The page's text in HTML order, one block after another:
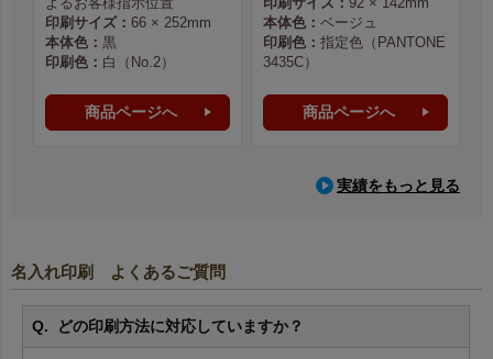
印刷サイズ： 66 × 252mm
本体色： 黒
印刷色： 白（No.2）
商品ページへ
本体色： ベージュ
印刷色： 指定色（PANTONE
3435C）
商品ページへ
実績をもっと見る
名入れ印刷 よくあるご質問
どの印刷方法に対応していますか？